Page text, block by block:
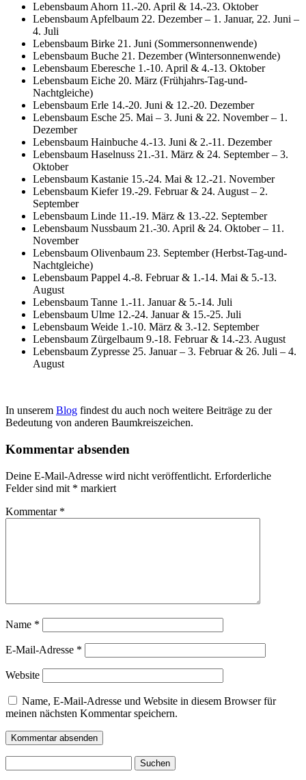
Lebensbaum Ahorn 11.-20. April & 14.-23. Oktober
Lebensbaum Apfelbaum 22. Dezember – 1. Januar, 22. Juni –
4. Juli
Lebensbaum Birke 21. Juni (Sommersonnenwende)
Lebensbaum Buche 21. Dezember (Wintersonnenwende)
Lebensbaum Eberesche 1.-10. April & 4.-13. Oktober
Lebensbaum Eiche 20. März (Frühjahrs-Tag-und-
Nachtgleiche)
Lebensbaum Erle 14.-20. Juni & 12.-20. Dezember
Lebensbaum Esche 25. Mai – 3. Juni & 22. November – 1.
Dezember
Lebensbaum Hainbuche 4.-13. Juni & 2.-11. Dezember
Lebensbaum Haselnuss 21.-31. März & 24. September – 3.
Oktober
Lebensbaum Kastanie 15.-24. Mai & 12.-21. November
Lebensbaum Kiefer 19.-29. Februar & 24. August – 2.
September
Lebensbaum Linde 11.-19. März & 13.-22. September
Lebensbaum Nussbaum 21.-30. April & 24. Oktober – 11.
November
Lebensbaum Olivenbaum 23. September (Herbst-Tag-und-
Nachtgleiche)
Lebensbaum Pappel 4.-8. Februar & 1.-14. Mai & 5.-13.
August
Lebensbaum Tanne 1.-11. Januar & 5.-14. Juli
Lebensbaum Ulme 12.-24. Januar & 15.-25. Juli
Lebensbaum Weide 1.-10. März & 3.-12. September
Lebensbaum Zürgelbaum 9.-18. Februar & 14.-23. August
Lebensbaum Zypresse 25. Januar – 3. Februar & 26. Juli – 4.
August
In unserem Blog findest du auch noch weitere Beiträge zu der
Bedeutung von anderen Baumkreiszeichen.
Kommentar absenden
Deine E-Mail-Adresse wird nicht veröffentlicht. Erforderliche
Felder sind mit * markiert
Kommentar *
Name *
E-Mail-Adresse *
Website
Name, E-Mail-Adresse und Website in diesem Browser für
meinen nächsten Kommentar speichern.
nach: